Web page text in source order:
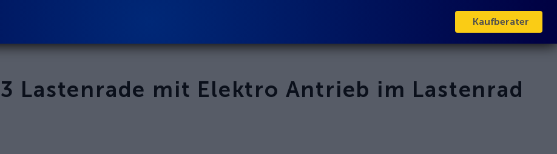
Kaufberater
3 Lastenrade mit Elektro Antrieb im Lastenrad